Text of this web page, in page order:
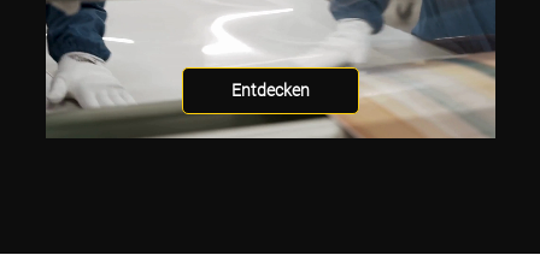
Entdecken